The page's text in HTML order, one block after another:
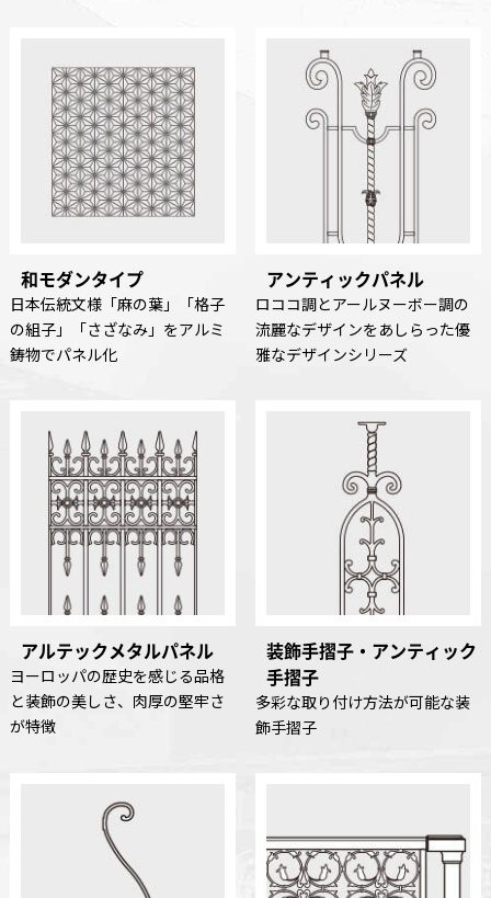
和モダンタイプ
日本伝統文様「麻の葉」「格子
の組子」「さざなみ」をアルミ
鋳物でパネル化
アンティックパネル
ロココ調とアールヌーボー調の
流麗なデザインをあしらった優
雅なデザインシリーズ
アルテックメタルパネル
ヨーロッパの歴史を感じる品格
と装飾の美しさ、肉厚の堅牢さ
が特徴
装飾手摺子・アンティック
手摺子
多彩な取り付け方法が可能な装
飾手摺子